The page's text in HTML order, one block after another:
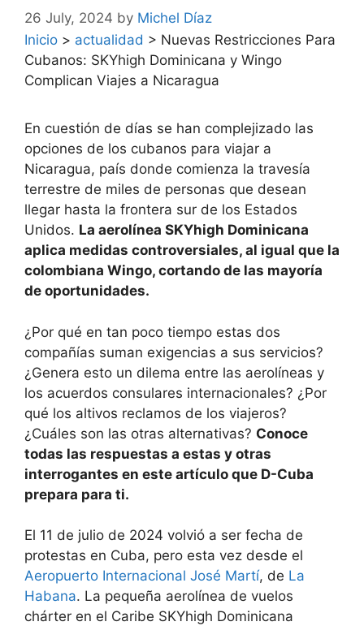
26 July, 2024 by Michel Díaz
Inicio > actualidad > Nuevas Restricciones Para
Cubanos: SKYhigh Dominicana y Wingo
Complican Viajes a Nicaragua
En cuestión de días se han complejizado las
opciones de los cubanos para viajar a
Nicaragua, país donde comienza la travesía
terrestre de miles de personas que desean
llegar hasta la frontera sur de los Estados
Unidos. La aerolínea SKYhigh Dominicana
aplica medidas controversiales, al igual que la
colombiana Wingo, cortando de las mayoría
de oportunidades.
¿Por qué en tan poco tiempo estas dos
compañías suman exigencias a sus servicios?
¿Genera esto un dilema entre las aerolíneas y
los acuerdos consulares internacionales? ¿Por
qué los altivos reclamos de los viajeros?
¿Cuáles son las otras alternativas? Conoce
todas las respuestas a estas y otras
interrogantes en este artículo que D-Cuba
prepara para ti.
El 11 de julio de 2024 volvió a ser fecha de
protestas en Cuba, pero esta vez desde el
Aeropuerto Internacional José Martí, de La
Habana. La pequeña aerolínea de vuelos
chárter en el Caribe SKYhigh Dominicana